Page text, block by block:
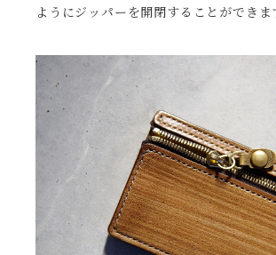
ようにジッパーを開閉することができま